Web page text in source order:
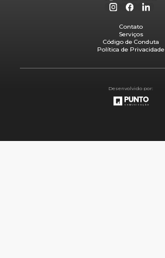
Contato
Serviços
Código de Conduta
Política de Privacidade
Desenvolvido por: